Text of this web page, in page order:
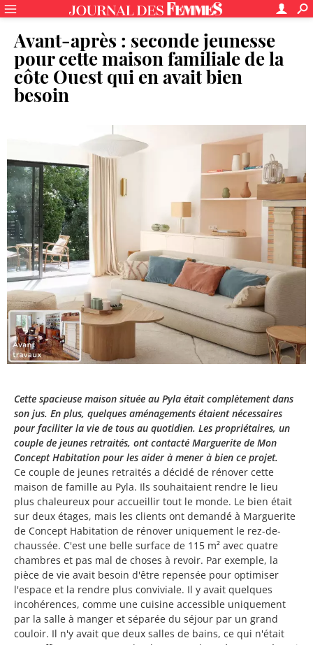
Avant-après : seconde jeunesse
pour cette maison familiale de la
côte Ouest qui en avait bien
besoin
Cette spacieuse maison située au Pyla était complètement dans
son jus. En plus, quelques aménagements étaient nécessaires
pour faciliter la vie de tous au quotidien. Les propriétaires, un
couple de jeunes retraités, ont contacté Marguerite de Mon
Concept Habitation pour les aider à mener à bien ce projet.
Ce couple de jeunes retraités a décidé de rénover cette
maison de famille au Pyla. Ils souhaitaient rendre le lieu
plus chaleureux pour accueillir tout le monde. Le bien était
sur deux étages, mais les clients ont demandé à Marguerite
de Concept Habitation de rénover uniquement le rez-de-
chaussée. C'est une belle surface de 115 m² avec quatre
chambres et pas mal de choses à revoir. Par exemple, la
pièce de vie avait besoin d'être repensée pour optimiser
l'espace et la rendre plus conviviale. Il y avait quelques
incohérences, comme une cuisine accessible uniquement
par la salle à manger et séparée du séjour par un grand
couloir. Il n'y avait que deux salles de bains, ce qui n'était